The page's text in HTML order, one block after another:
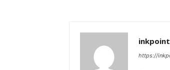
inkpoint
https://